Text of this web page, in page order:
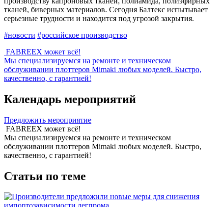
тканей, биверных материалов. Сегодня Балтекс испытывает
серьезные трудности и находится под угрозой закрытия.
#новости #российское производство
FABREEX может всё!
Мы специализируемся на ремонте и техническом
обслуживании плоттеров Mimaki любых моделей. Быстро,
качественно, с гарантией!
Календарь мероприятий
Предложить мероприятие
FABREEX может всё!
Мы специализируемся на ремонте и техническом
обслуживании плоттеров Mimaki любых моделей. Быстро,
качественно, с гарантией!
Статьи по теме